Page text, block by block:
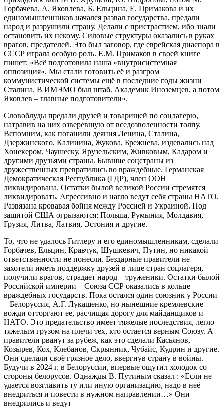
Горбачева, А. Яковлева, Б. Ельцина, Е. Примакова и их
единомышленников начался развал государства, предали
народ и разрушили страну. Делали с пристрастием, ибо знали
остановить их некому. Силовые структуры оказались в руках
врагов, предателей. Это был заговор, где еврейская диаспора в
СССР играла особую роль. Е.М. Примаков в своей книге
пишет: «Всё подготовила наша «внутрисистемная
оппозиция». Мы стали готовить её и разгром
коммунистической системы ещё в последние годы жизни
Сталина. В ИМЭМО был штаб. Академик Иноземцев, а потом
Яковлев – главные подготовители».
Словоблуды предали друзей и товарищей по соцлагерю,
натравив на них озверевшую от вседозволенности толпу.
Вспомним, как поганили деяния Ленина, Сталина,
Дзержинского, Калинина, Жукова, Брежнева, издевались над
Хонекером, Чаушеску, Ярузельским, Живковым, Кадаром и
другими друзьями страны. Бывшие соцстраны из
дружественных превратились во враждебные. Германская
Демократическая Республика (ГДР), член ООН
ликвидирована. Остатки былой великой России стремятся
ликвидировать. Агрессивно и нагло ведут себя страны НАТО.
Развязана кровавая бойня между Россией и Украиной. Под
защитой США огрызаются: Польша, Румыния, Молдавия,
Грузия, Литва, Латвия, Эстония и другие.
То, что не удалось Гитлеру и его единомышленникам, сделали
Горбачев, Ельцин, Кравчук, Шушкевич, Путин, но никакой
ответственности не понесли. Бездарные правители не
захотели иметь поддержку друзей в лице стран соцлагеря,
получили врагов, страдает народ – труженики. Остатки былой
Российской империи – Союза ССР оказались в кольце
враждебных государств. Пока остался один союзник у России
– Белоруссия, А.Г. Лукашенко, но нынешние кремлевские
вожди отторгают ее, расчищая дорогу для майданщиков и
НАТО. Это предательство имеет тяжелые последствия, легло
тяжелым грузом на плечи тех, кто остается верным Союзу. А
правители рванут за рубеж, как это сделали Касьянов,
Козырев, Кох, Клебанов, Скрынник, Чубайс, Кудрин и другие.
Они сделали своё грязное дело, ввергнув страну в войны.
Будучи в 2024 г. в Белоруссии, впервые ощутил холодок со
стороны белорусов. Однажды В. Путиным сказал : «Если не
удается возглавить ту или иную организацию, надо в неё
внедриться и повести в нужном направлении…» Они
внедрились и ведут